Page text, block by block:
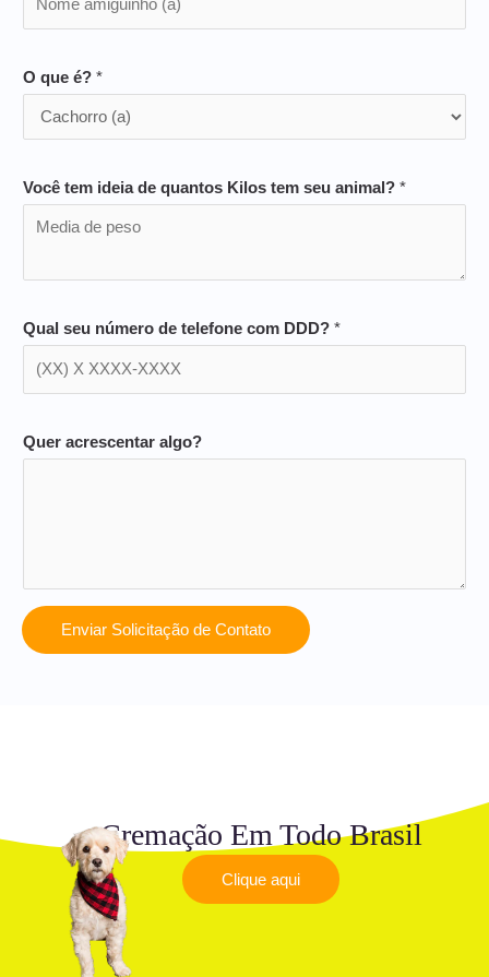
O que é? *
Você tem ideia de quantos Kilos tem seu animal? *
Qual seu número de telefone com DDD? *
Quer acrescentar algo?
Enviar Solicitação de Contato
Cremação Em Todo Brasil
Clique aqui